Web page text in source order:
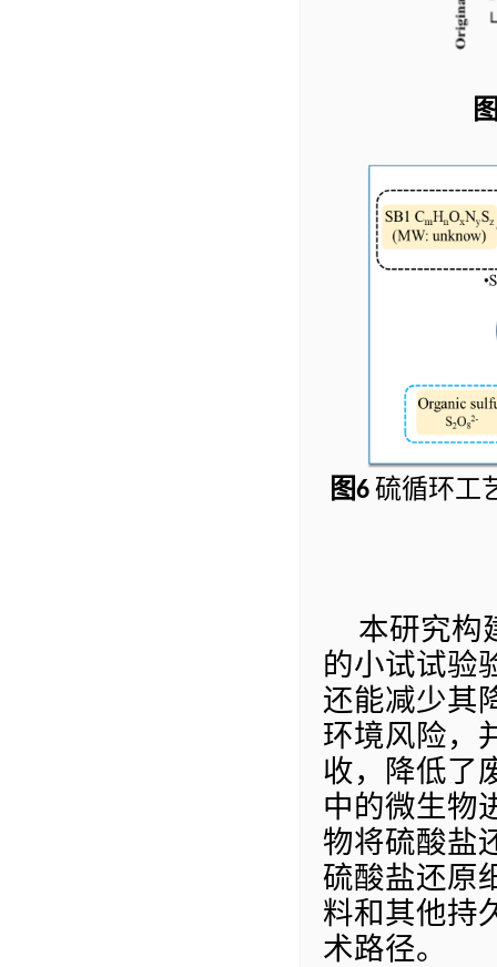
图6 硫循环工
本研究构
的小试试验
还能减少其
环境风险，
收，降低了
中的微生物
物将硫酸盐
硫酸盐还原
料和其他持
术路径。